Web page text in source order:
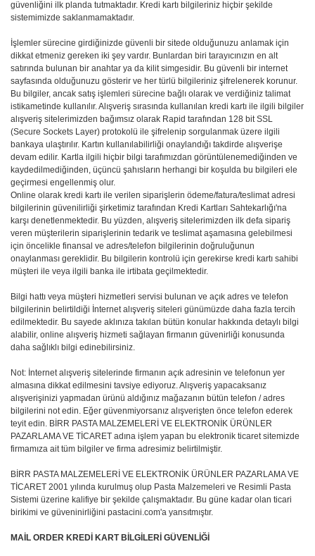
güvenliğini ilk planda tutmaktadır. Kredi kartı bilgileriniz hiçbir şekilde
sistemimizde saklanmamaktadır.
İşlemler sürecine girdiğinizde güvenli bir sitede olduğunuzu anlamak için
dikkat etmeniz gereken iki şey vardır. Bunlardan biri tarayıcınızın en alt
satırında bulunan bir anahtar ya da kilit simgesidir. Bu güvenli bir internet
sayfasında olduğunuzu gösterir ve her türlü bilgileriniz şifrelenerek korunur.
Bu bilgiler, ancak satış işlemleri sürecine bağlı olarak ve verdiğiniz talimat
istikametinde kullanılır. Alışveriş sırasında kullanılan kredi kartı ile ilgili bilgiler
alışveriş sitelerimizden bağımsız olarak Rapid tarafından 128 bit SSL
(Secure Sockets Layer) protokolü ile şifrelenip sorgulanmak üzere ilgili
bankaya ulaştırılır. Kartın kullanılabilirliği onaylandığı takdirde alışverişe
devam edilir. Kartla ilgili hiçbir bilgi tarafımızdan görüntülenemediğinden ve
kaydedilmediğinden, üçüncü şahısların herhangi bir koşulda bu bilgileri ele
geçirmesi engellenmiş olur.
Online olarak kredi kartı ile verilen siparişlerin ödeme/fatura/teslimat adresi
bilgilerinin güvenilirliği şirketimiz tarafından Kredi Kartları Sahtekarlığı'na
karşı denetlenmektedir. Bu yüzden, alışveriş sitelerimizden ilk defa sipariş
veren müşterilerin siparişlerinin tedarik ve teslimat aşamasına gelebilmesi
için öncelikle finansal ve adres/telefon bilgilerinin doğruluğunun
onaylanması gereklidir. Bu bilgilerin kontrolü için gerekirse kredi kartı sahibi
müşteri ile veya ilgili banka ile irtibata geçilmektedir.
Bilgi hattı veya müşteri hizmetleri servisi bulunan ve açık adres ve telefon
bilgilerinin belirtildiği İnternet alışveriş siteleri günümüzde daha fazla tercih
edilmektedir. Bu sayede aklınıza takılan bütün konular hakkında detaylı bilgi
alabilir, online alışveriş hizmeti sağlayan firmanın güvenirliği konusunda
daha sağlıklı bilgi edinebilirsiniz.
Not: İnternet alışveriş sitelerinde firmanın açık adresinin ve telefonun yer
almasına dikkat edilmesini tavsiye ediyoruz. Alışveriş yapacaksanız
alışverişinizi yapmadan ürünü aldığınız mağazanın bütün telefon / adres
bilgilerini not edin. Eğer güvenmiyorsanız alışverişten önce telefon ederek
teyit edin. BİRR PASTA MALZEMELERİ VE ELEKTRONİK ÜRÜNLER
PAZARLAMA VE TİCARET adına işlem yapan bu elektronik ticaret sitemizde
firmamıza ait tüm bilgiler ve firma adresimiz belirtilmiştir.
BİRR PASTA MALZEMELERİ VE ELEKTRONİK ÜRÜNLER PAZARLAMA VE
TİCARET 2001 yılında kurulmuş olup Pasta Malzemeleri ve Resimli Pasta
Sistemi üzerine kalifiye bir şekilde çalışmaktadır. Bu güne kadar olan ticari
birikimi ve güveninirliğini pastacini.com'a yansıtmıştır.
MAİL ORDER KREDİ KART BİLGİLERİ GÜVENLİĞİ